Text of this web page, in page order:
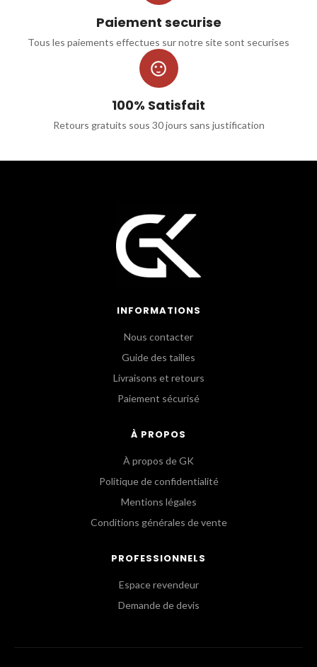
Paiement securise
Tous les paiements effectues sur notre site sont securises

100% Satisfait
Retours gratuits sous 30 jours sans justification
INFORMATIONS
Nous contacter
Guide des tailles
Livraisons et retours
Paiement sécurisé
À PROPOS
À propos de GK
Politique de confidentialité
Mentions légales
Conditions générales de vente
PROFESSIONNELS
Espace revendeur
Demande de devis